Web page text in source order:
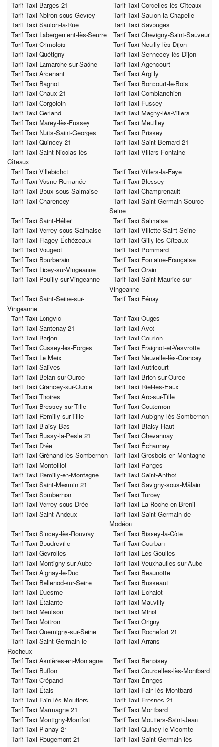
Tarif Taxi Barges 21
Tarif Taxi Corcelles-lès-Cîteaux
Tarif Taxi Noiron-sous-Gevrey
Tarif Taxi Saulon-la-Chapelle
Tarif Taxi Saulon-la-Rue
Tarif Taxi Savouges
Tarif Taxi Labergement-lès-Seurre
Tarif Taxi Chevigny-Saint-Sauveur
Tarif Taxi Crimolois
Tarif Taxi Neuilly-lès-Dijon
Tarif Taxi Quétigny
Tarif Taxi Sennecey-lès-Dijon
Tarif Taxi Lamarche-sur-Saône
Tarif Taxi Agencourt
Tarif Taxi Arcenant
Tarif Taxi Argilly
Tarif Taxi Bagnot
Tarif Taxi Boncourt-le-Bois
Tarif Taxi Chaux 21
Tarif Taxi Comblanchien
Tarif Taxi Corgoloin
Tarif Taxi Fussey
Tarif Taxi Gerland
Tarif Taxi Magny-lès-Villers
Tarif Taxi Marey-lès-Fussey
Tarif Taxi Meuilley
Tarif Taxi Nuits-Saint-Georges
Tarif Taxi Prissey
Tarif Taxi Quincey 21
Tarif Taxi Saint-Bernard 21
Tarif Taxi Saint-Nicolas-lès-
Cîteaux
Tarif Taxi Villars-Fontaine
Tarif Taxi Villebichot
Tarif Taxi Villers-la-Faye
Tarif Taxi Vosne-Romanée
Tarif Taxi Blessey
Tarif Taxi Boux-sous-Salmaise
Tarif Taxi Champrenault
Tarif Taxi Charencey
Tarif Taxi Saint-Germain-Source-
Seine
Tarif Taxi Saint-Hélier
Tarif Taxi Salmaise
Tarif Taxi Verrey-sous-Salmaise
Tarif Taxi Villotte-Saint-Seine
Tarif Taxi Flagey-Échézeaux
Tarif Taxi Gilly-lès-Cîteaux
Tarif Taxi Vougeot
Tarif Taxi Pommard
Tarif Taxi Bourberain
Tarif Taxi Fontaine-Française
Tarif Taxi Licey-sur-Vingeanne
Tarif Taxi Orain
Tarif Taxi Pouilly-sur-Vingeanne
Tarif Taxi Saint-Maurice-sur-
Vingeanne
Tarif Taxi Saint-Seine-sur-
Vingeanne
Tarif Taxi Fénay
Tarif Taxi Longvic
Tarif Taxi Ouges
Tarif Taxi Santenay 21
Tarif Taxi Avot
Tarif Taxi Barjon
Tarif Taxi Courlon
Tarif Taxi Cussey-les-Forges
Tarif Taxi Fraignot-et-Vesvrotte
Tarif Taxi Le Meix
Tarif Taxi Neuvelle-lès-Grancey
Tarif Taxi Salives
Tarif Taxi Autricourt
Tarif Taxi Belan-sur-Ource
Tarif Taxi Brion-sur-Ource
Tarif Taxi Grancey-sur-Ource
Tarif Taxi Riel-les-Eaux
Tarif Taxi Thoires
Tarif Taxi Arc-sur-Tille
Tarif Taxi Bressey-sur-Tille
Tarif Taxi Couternon
Tarif Taxi Remilly-sur-Tille
Tarif Taxi Aubigny-lès-Sombernon
Tarif Taxi Blaisy-Bas
Tarif Taxi Blaisy-Haut
Tarif Taxi Bussy-la-Pesle 21
Tarif Taxi Chevannay
Tarif Taxi Drée
Tarif Taxi Échannay
Tarif Taxi Grénand-lès-Sombernon
Tarif Taxi Grosbois-en-Montagne
Tarif Taxi Montoillot
Tarif Taxi Panges
Tarif Taxi Remilly-en-Montagne
Tarif Taxi Saint-Anthot
Tarif Taxi Saint-Mesmin 21
Tarif Taxi Savigny-sous-Mâlain
Tarif Taxi Sombernon
Tarif Taxi Turcey
Tarif Taxi Verrey-sous-Drée
Tarif Taxi La Roche-en-Brenil
Tarif Taxi Saint-Andeux
Tarif Taxi Saint-Germain-de-
Modéon
Tarif Taxi Sincey-lès-Rouvray
Tarif Taxi Bissey-la-Côte
Tarif Taxi Boudreville
Tarif Taxi Courban
Tarif Taxi Gevrolles
Tarif Taxi Les Goulles
Tarif Taxi Montigny-sur-Aube
Tarif Taxi Veuxhaulles-sur-Aube
Tarif Taxi Aignay-le-Duc
Tarif Taxi Beaunotte
Tarif Taxi Bellenod-sur-Seine
Tarif Taxi Busseaut
Tarif Taxi Duesme
Tarif Taxi Échalot
Tarif Taxi Étalante
Tarif Taxi Mauvilly
Tarif Taxi Meulson
Tarif Taxi Minot
Tarif Taxi Moitron
Tarif Taxi Origny
Tarif Taxi Quemigny-sur-Seine
Tarif Taxi Rochefort 21
Tarif Taxi Saint-Germain-le-
Rocheux
Tarif Taxi Arrans
Tarif Taxi Asnières-en-Montagne
Tarif Taxi Benoisey
Tarif Taxi Buffon
Tarif Taxi Courcelles-lès-Montbard
Tarif Taxi Crépand
Tarif Taxi Éringes
Tarif Taxi Étais
Tarif Taxi Fain-lès-Montbard
Tarif Taxi Fain-lès-Moutiers
Tarif Taxi Fresnes 21
Tarif Taxi Marmagne 21
Tarif Taxi Montbard
Tarif Taxi Montigny-Montfort
Tarif Taxi Moutiers-Saint-Jean
Tarif Taxi Planay 21
Tarif Taxi Quincy-le-Vicomte
Tarif Taxi Rougemont 21
Tarif Taxi Saint-Germain-lès-